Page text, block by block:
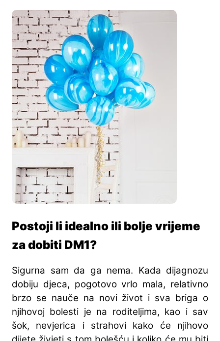
Postoji li idealno ili bolje vrijeme
za dobiti DM1?
Sigurna sam da ga nema. Kada dijagnozu
dobiju djeca, pogotovo vrlo mala, relativno
brzo se nauče na novi život i sva briga o
njihovoj bolesti je na roditeljima, kao i sav
šok, nevjerica i strahovi kako će njihovo